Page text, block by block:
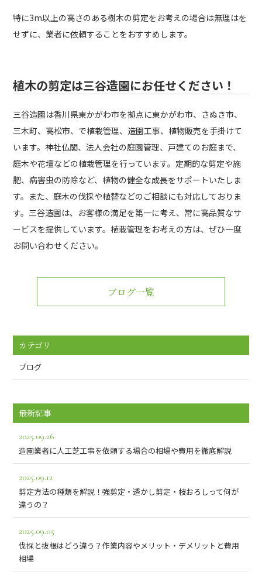
特に3m以上の高さのある樹木の剪定をお考えの場合は無理はを
せずに、業者に依頼することをおすすめします。
植木の剪定は三谷造園にお任せください！
三谷造園は香川県東かがわ市を拠点に東かがわ市、さぬき市、
三木町、高松市、で植栽管理、造園工事、植物販売を手掛けて
います。神社仏閣、法人会社の庭園管理、戸建てのお庭まで、
庭木や花壇などの植栽管理を行っています。定期的な剪定や施
肥、病害虫の防除など、植物の健全な成長をサポートいたしま
す。また、庭木の伐採や植替などのご相談にも対応しておりま
す。三谷造園は、お客様の満足を第一に考え、常に高品質なサ
ービスを提供しています。植栽管理をお考えの方は、ぜひ一度
お問い合わせください。
ブログ一覧
カテゴリ
ブログ
最新記事
2025.09.26
造園業者に人工芝工事を依頼する場合の相場や費用を徹底解説
2025.09.12
剪定方法の種類を解説！強剪定・透かし剪定・枝おろしって何が
違うの？
2025.09.05
伐採と抜根はどう違う？作業内容やメリット・デメリットと費用
相場